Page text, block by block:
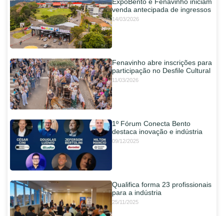
venda antecipada de ingressos
14/03/2026
Fenavinho abre inscrições para
participação no Desfile Cultural
11/03/2026
1º Fórum Conecta Bento
destaca inovação e indústria
09/12/2025
Qualifica forma 23 profissionais
para a indústria
25/11/2025